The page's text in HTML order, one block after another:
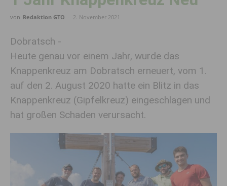
von Redaktion GTO - 2. November 2021
Dobratsch -
Heute genau vor einem Jahr, wurde das
Knappenkreuz am Dobratsch erneuert, vom 1.
auf den 2. August 2020 hatte ein Blitz in das
Knappenkreuz (Gipfelkreuz) eingeschlagen und
hat großen Schaden verursacht.